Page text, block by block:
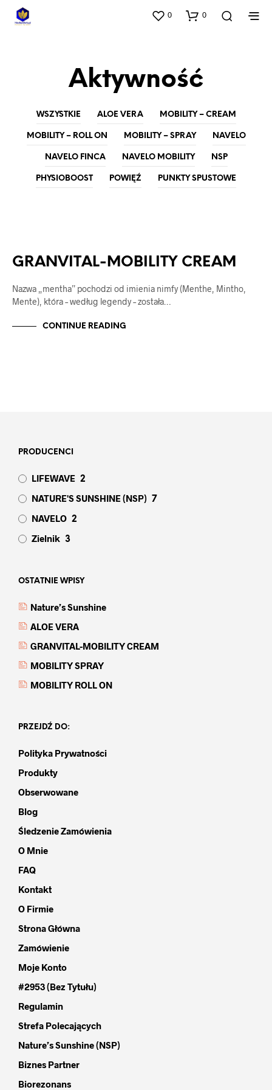
0 0
Aktywność
WSZYSTKIE ALOE VERA MOBILITY – CREAM
MOBILITY – ROLL ON MOBILITY – SPRAY NAVELO
NAVELO FINCA NAVELO MOBILITY NSP
PHYSIOBOOST POWIĘŹ PUNKTY SPUSTOWE
GRANVITAL-MOBILITY CREAM
Nazwa „mentha” pochodzi od imienia nimfy (Menthe, Mintho,
Mente), która – według legendy – została…
CONTINUE READING
PRODUCENCI
LIFEWAVE 2
NATURE'S SUNSHINE (NSP) 7
NAVELO 2
Zielnik 3
OSTATNIE WPISY
Nature’s Sunshine
ALOE VERA
GRANVITAL-MOBILITY CREAM
MOBILITY SPRAY
MOBILITY ROLL ON
PRZEJDŹ DO:
Polityka Prywatności
Produkty
Obserwowane
Blog
Śledzenie Zamówienia
O Mnie
FAQ
Kontakt
O Firmie
Strona Główna
Zamówienie
Moje Konto
#2953 (bez Tytułu)
Regulamin
Strefa Polecających
Nature’s Sunshine (NSP)
Biznes Partner
Biorezonans